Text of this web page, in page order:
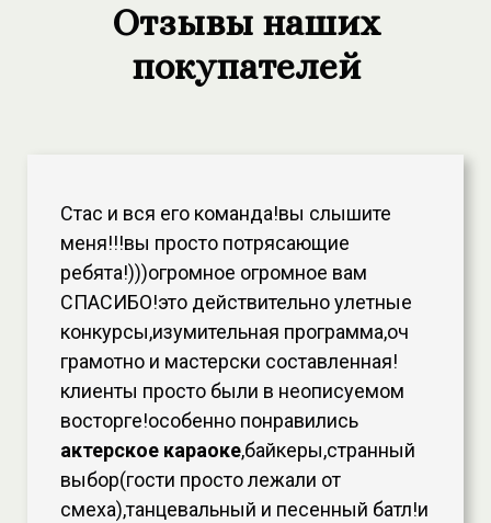
Отзывы наших
покупателей
Стас и вся его команда!вы слышите
меня!!!вы просто потрясающие
ребята!)))огромное огромное вам
СПАСИБО!это действительно улетные
конкурсы,изумительная программа,оч
грамотно и мастерски составленная!
клиенты просто были в неописуемом
восторге!особенно понравились
актерское караоке,байкеры,странный
выбор(гости просто лежали от
смеха),танцевальный и песенный батл!и